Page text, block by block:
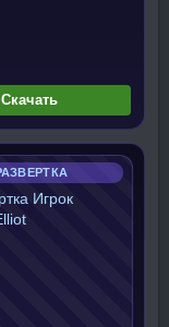
Скачать